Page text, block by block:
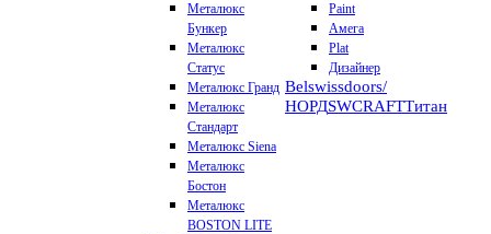
Металюкс
Бункер
Металюкс
Статус
Металюкс Гранд
Металюкс
Стандарт
Металюкс Siena
Металюкс
Бостон
Металюкс
BOSTON LITE
Paint
Амега
Plat
Дизайнер
Belswissdoors/
НОРДSWCRAFTТитан